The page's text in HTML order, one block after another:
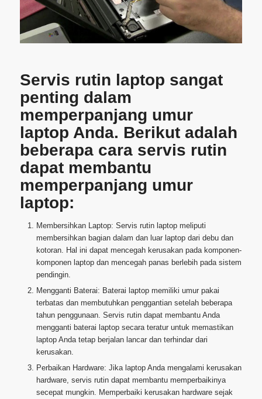
Servis rutin laptop sangat
penting dalam
memperpanjang umur
laptop Anda. Berikut adalah
beberapa cara servis rutin
dapat membantu
memperpanjang umur
laptop:
Membersihkan Laptop: Servis rutin laptop meliputi
membersihkan bagian dalam dan luar laptop dari debu dan
kotoran. Hal ini dapat mencegah kerusakan pada komponen-
komponen laptop dan mencegah panas berlebih pada sistem
pendingin.
Mengganti Baterai: Baterai laptop memiliki umur pakai
terbatas dan membutuhkan penggantian setelah beberapa
tahun penggunaan. Servis rutin dapat membantu Anda
mengganti baterai laptop secara teratur untuk memastikan
laptop Anda tetap berjalan lancar dan terhindar dari
kerusakan.
Perbaikan Hardware: Jika laptop Anda mengalami kerusakan
hardware, servis rutin dapat membantu memperbaikinya
secepat mungkin. Memperbaiki kerusakan hardware sejak